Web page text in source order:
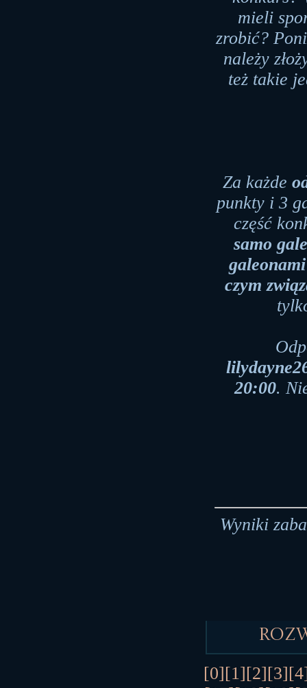
mieli
zrobić?
należy
też takie
Za każde
punkty i 3
część
samo
galeonami
czym
20:00.
Wyniki
[0][1][2][3]